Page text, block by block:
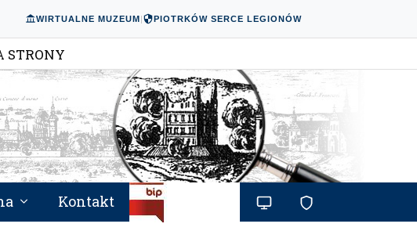
WIRTUALNE MUZEUM| PIOTRKÓW SERCE LEGIONÓW
STRONY
Kontakt